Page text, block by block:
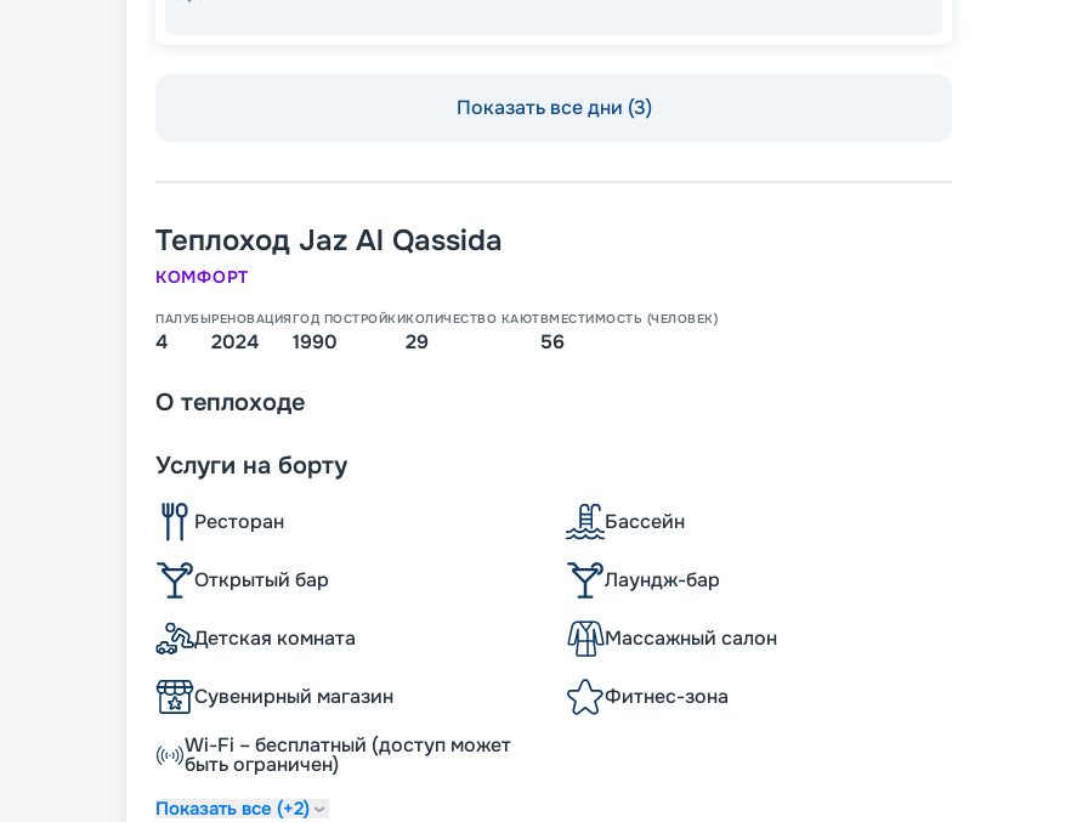
Показать все дни (3)
Теплоход Jaz Al Qassida
КОМФОРТ
ПАЛУБЫ
4
РЕНОВАЦИЯ
2024
ГОД ПОСТРОЙКИ
1990
КОЛИЧЕСТВО КАЮТ
29
ВМЕСТИМОСТЬ (ЧЕЛОВЕК)
56
О теплоходе
Услуги на борту
Ресторан Бассейн
Открытый бар Лаундж-бар
Детская комната Массажный салон
Сувенирный магазин
Фитнес-зона
Wi-Fi – бесплатный (доступ может
быть ограничен)
Показать все (+2)